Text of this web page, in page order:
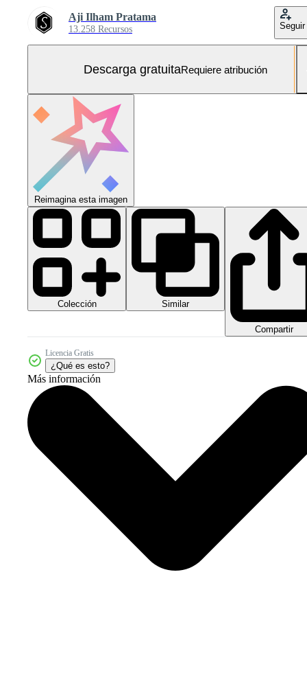
Aji Ilham Pratama
13.258 Recursos Seguir
Descarga gratuitaRequiere atribución
Reimagina esta imagen
Colección Similar
Compartir
Licencia Gratis
¿Qué es esto?
Más información